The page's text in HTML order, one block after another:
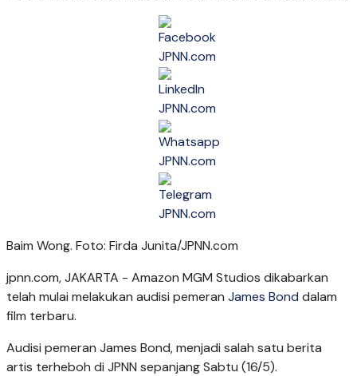
Baim Wong. Foto: Firda Junita/JPNN.com
jpnn.com, JAKARTA - Amazon MGM Studios dikabarkan
telah mulai melakukan audisi pemeran James Bond dalam
film terbaru.
Audisi pemeran James Bond, menjadi salah satu berita
artis terheboh di JPNN sepanjang Sabtu (16/5).